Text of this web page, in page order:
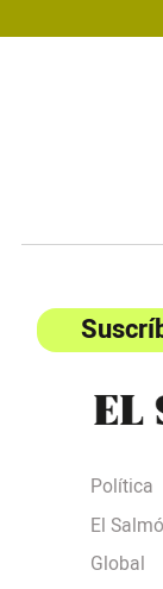
Política
El
Global